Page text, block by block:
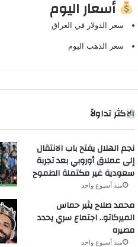
أسعار اليوم
سعر الدولار في العراق
سعر الذهب اليوم
الاكثر تداولاً
نجم الهلال يفتح باب الانتقال
إلى عملاق أوروبي بعد تجربة
سعودية غير مكتملة الطموح
منذ أسبوع واحد
محمد صلاح يثير حماس
الميركاتو.. اجتماع سري يحدد
مصيره
منذ أسبوع واحد